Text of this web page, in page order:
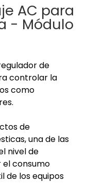
AC para
- Módulo
de
controlar la
como
de
una de las
nivel de
consumo
de los equipos